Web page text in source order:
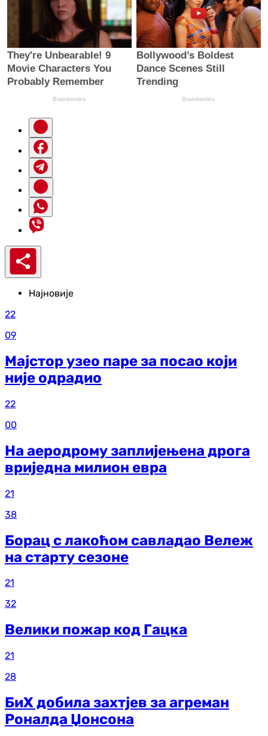
Најновије
22
09
Мајстор узео паре за посао који
није одрадио
22
00
На аеродрому заплијењена дрога
вриједна милион евра
21
38
Борац с лакоћом савладао Вележ
на старту сезоне
21
32
Велики пожар код Гацка
21
28
БиХ добила захтјев за агреман
Роналда Џонсона